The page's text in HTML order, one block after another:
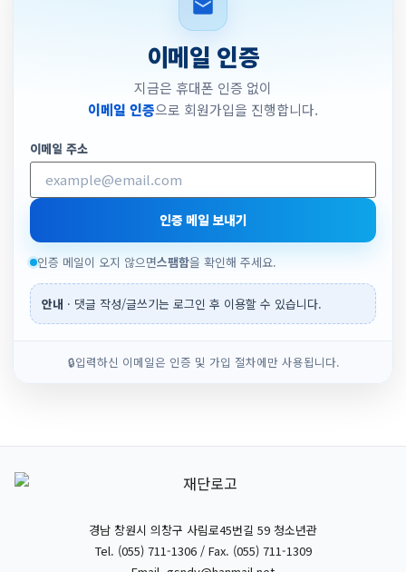
이메일 인증
지금은 휴대폰 인증 없이
이메일 인증으로 회원가입을 진행합니다.
이메일 주소
인증 메일 보내기
인증 메일이 오지 않으면스팸함을 확인해 주세요.
안내 · 댓글 작성/글쓰기는 로그인 후 이용할 수 있습니다.
🔒입력하신 이메일은 인증 및 가입 절차에만 사용됩니다.
경남 창원시 의창구 사림로45번길 59 청소년관
Tel. (055) 711-1306 / Fax. (055) 711-1309